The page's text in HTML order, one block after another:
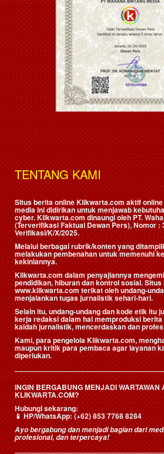
TENTANG KAMI
Situs berita online Klikwarta.com aktif
media ini didirikan untuk menjawab
cyber. Klikwarta.com dinaungi oleh PT.
(Terverifikasi Faktual Dewan Pers), Nomor :
Verifikasi/K/X/2025.
Melalui berbagai rubrik/konten yang
melakukan pembenahan untuk memenuhi
kekiniannya.
Klikwarta.com dalam penyajiannya
pendidikan, hiburan dan kontrol sosial. Situs
www.klikwarta.com terikat oleh undang-
menjalankan tugas jurnalistik sehari-hari.
Selain itu, undang-undang dan kode etik itu
kerja redaksi dalam hal memproduksi
kaidah jurnalistik, mencerdaskan dan
Kami, para pengelola Klikwarta.com,
maupun kritik para pembaca agar layanan
diperlukan.
INGIN BERGABUNG MENJADI WARTAWAN
KLIKWARTA.COM?
Hubungi sekarang:
📱HP/WhatsApp:(+62) 853 7768 8284
Ayo bergabung dan menjadi bagian dari
profesional, dan terpercaya!